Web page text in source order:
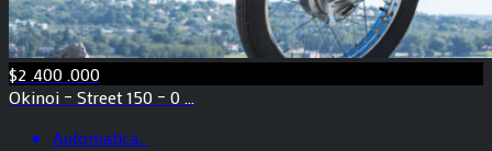
$2 .400 .000
Okinoi – Street 150 – 0 ...
Automatica